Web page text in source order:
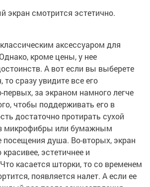
экран смотрится эстетично.
аксессуаром для
кроме цены, у нее
А вот если вы выберете
сразу увидите все его
за экраном намного легче
чтобы поддерживать его в
достаточно протирать сухой
микрофибры или бумажным
посещения душа. Во-вторых, экран
эстетичнее и
касается шторки, то со временем
появляется налет. А если ее